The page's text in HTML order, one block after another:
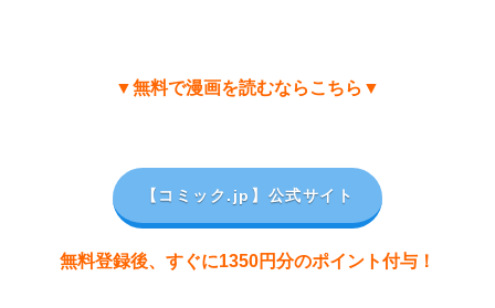
▼無料で漫画を読むならこちら▼
【コミック.jp 】公式サイト
無料登録後、すぐに1350円分のポイント付与！